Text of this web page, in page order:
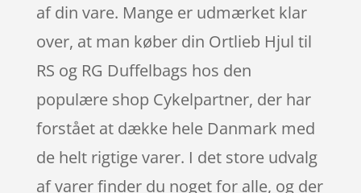
af din vare. Mange er udmærket klar
over, at man køber din Ortlieb Hjul til
RS og RG Duffelbags hos den
populære shop Cykelpartner, der har
forstået at dække hele Danmark med
de helt rigtige varer. I det store udvalg
af varer finder du noget for alle, og der